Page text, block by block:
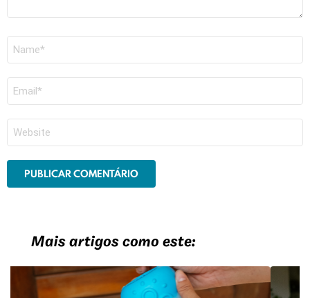
mail
*
Mais artigos como este: